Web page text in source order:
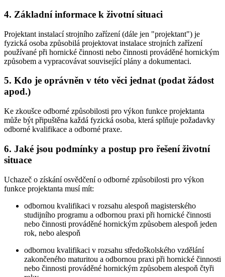
4. Základní informace k životní situaci
Projektant instalací strojního zařízení (dále jen "projektant") je
fyzická osoba způsobilá projektovat instalace strojních zařízení
používané při hornické činnosti nebo činnosti prováděné hornickým
způsobem a vypracovávat související plány a dokumentaci.
5. Kdo je oprávněn v této věci jednat (podat žádost
apod.)
Ke zkoušce odborné způsobilosti pro výkon funkce projektanta
může být připuštěna každá fyzická osoba, která splňuje požadavky
odborné kvalifikace a odborné praxe.
6. Jaké jsou podmínky a postup pro řešení životní
situace
Uchazeč o získání osvědčení o odborné způsobilosti pro výkon
funkce projektanta musí mít:
odbornou kvalifikaci v rozsahu alespoň magisterského
studijního programu a odbornou praxi při hornické činnosti
nebo činnosti prováděné hornickým způsobem alespoň jeden
rok, nebo alespoň
odbornou kvalifikaci v rozsahu středoškolského vzdělání
zakončeného maturitou a odbornou praxi při hornické činnosti
nebo činnosti prováděné hornickým způsobem alespoň čtyři